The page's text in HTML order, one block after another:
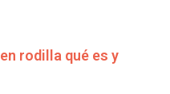
rodilla qué es y